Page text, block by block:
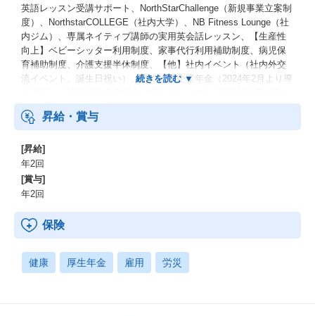
英語レッスン受講サポート、NorthStarChallenge（新規事業立案制
度）、NorthstarCOLLEGE（社内大学）、NB Fitness Lounge（社
内ジム）、専属ネイティブ講師の実用英会話レッスン、【生産性
向上】ベビーシッター利用制度、家事代行利用補助制度、病児保
育補助制度、介護支援半休制度、【他】社内イベント（社内外交
流イベント、誕生日祝い）、はぐくみ企業年金（2024年2月より導
備えた年金制度です。
昇給・賞与
[昇給]
年2回
[賞与]
年2回
保険
健康 厚生年金 雇用 労災